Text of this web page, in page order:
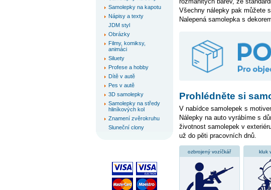
Samolepky na kapotu
Nápisy a texty
JDM styl
Obrázky
Filmy, komiksy,
animáci
Siluety
Profese a hobby
Dítě v autě
Pes v autě
3D samolepky
Samolepky na středy
hliníkových kol
Znamení zvěrokruhu
Sluneční clony
Všechny nálepky pak můžete
Nalepená samolepka s
Prohlédněte si
V nabídce samolepek s
Nálepky na auto vyrábíme s
životnost samolepek v
už do pěti pracovních dnů.
ozbrojený vozíčkář kluk